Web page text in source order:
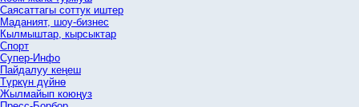
Саясаттагы соттук иштер
Маданият, шоу-бизнес
Кылмыштар, кырсыктар
Спорт
Супер-Инфо
Пайдалуу кеңеш
Түркүн дүйнө
Жылмайып коюңуз